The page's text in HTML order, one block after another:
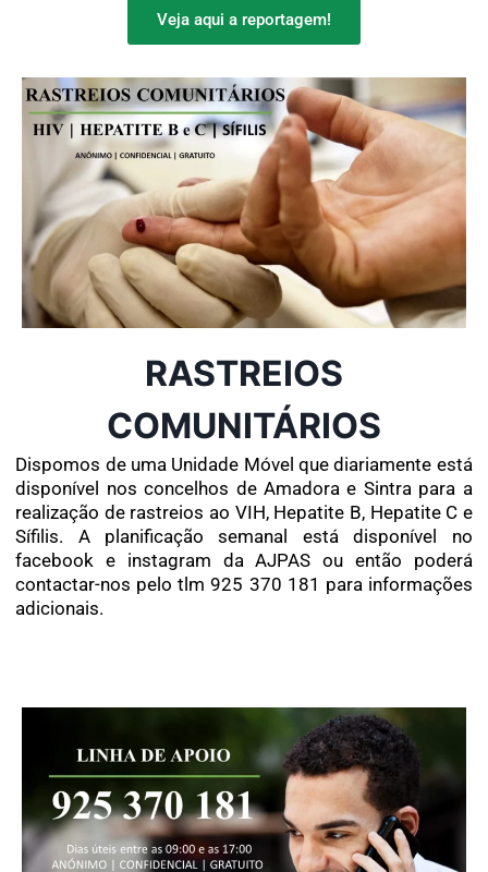
Veja aqui a reportagem!
RASTREIOS
COMUNITÁRIOS
Dispomos de uma Unidade Móvel que diariamente está
disponível nos concelhos de Amadora e Sintra para a
realização de rastreios ao VIH, Hepatite B, Hepatite C e
Sífilis. A planificação semanal está disponível no
facebook e instagram da AJPAS ou então poderá
contactar-nos pelo tlm 925 370 181 para informações
adicionais.